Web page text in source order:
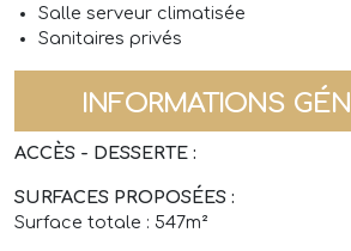
Salle serveur climatisée
Sanitaires privés
INFORMATIONS
ACCÈS - DESSERTE :
SURFACES PROPOSÉES :
Surface totale : 547m²